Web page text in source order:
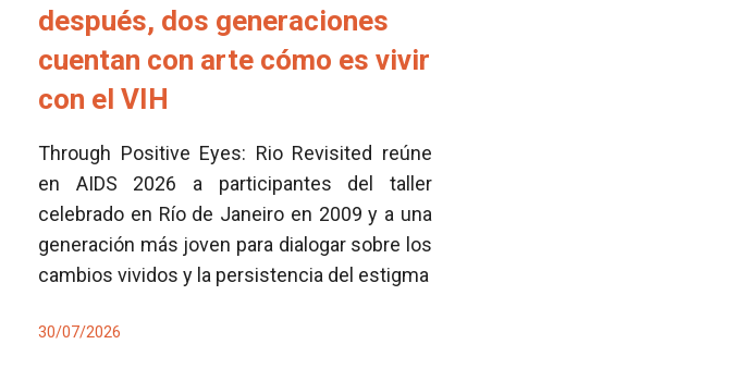
después, dos generaciones
cuentan con arte cómo es vivir
con el VIH
Through Positive Eyes: Rio Revisited reúne
en AIDS 2026 a participantes del taller
celebrado en Río de Janeiro en 2009 y a una
generación más joven para dialogar sobre los
cambios vividos y la persistencia del estigma
30/07/2026